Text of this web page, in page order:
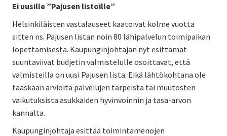
Ei uusille ”Pajusen listoille”
Helsinkiläisten vastalauseet kaatoivat kolme vuotta
sitten ns. Pajusen listan noin 80 lähipalvelun toimipaikan
lopettamisesta. Kaupunginjohtajan nyt esittämät
suuntaviivat budjetin valmistelulle osoittavat, että
valmisteilla on uusi Pajusen lista. Eikä lähtökohtana ole
taaskaan arvioita palvelujen tarpeista tai muutosten
vaikutuksista asukkaiden hyvinvoinnin ja tasa-arvon
kannalta.
Kaupunginjohtaja esittää toimintamenojen